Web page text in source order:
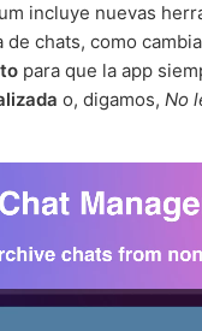
incluye nuevas
chats, como
para que la app
o, digamos, No